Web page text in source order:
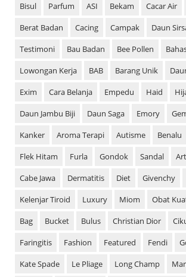
Bisul
Parfum ASI Bekam Cacar Air
Berat Badan
Cacing Campak Daun
Testimoni
Bau Badan Bee Pollen
Lowongan Kerja
BAB Barang Unik
Exim
Cara Belanja Empedu Haid
Daun Jambu Biji
Daun Saga Emory
Kanker
Aroma Terapi Autisme Benalu
Flek Hitam
Furla Gondok Sandal
Cabe Jawa
Dermatitis Diet Givenchy
Kelenjar Tiroid
Luxury Miom Obat
Bag
Bucket Bulus Christian Dior
Faringitis
Fashion Featured Fendi
Kate Spade
Le Pliage Long Champ